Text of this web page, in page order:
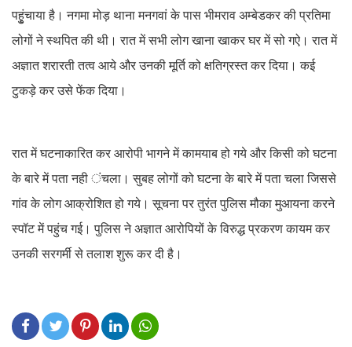
पहुृंचाया है। नगमा मोड़ थाना मनगवां के पास भीमराव अम्बेडकर की प्रतिमा
लोगों ने स्थपित की थी। रात में सभी लोग खाना खाकर घर में सो गऐ। रात में
अज्ञात शरारती तत्व आये और उनकी मूर्ति को क्षतिग्रस्त कर दिया। कई
टुकड़े कर उसे फेंक दिया।
रात में घटनाकारित कर आरोपी भागने में कामयाब हो गये और किसी को घटना
के बारे में पता नही ंचला। सुबह लोगों को घटना के बारे में पता चला जिससे
गांव के लोग आक्रोशित हो गये। सूचना पर तुरंत पुलिस मौका मुआयना करने
स्पॉट में पहुंच गई। पुलिस ने अज्ञात आरोपियों के विरुद्ध प्रकरण कायम कर
उनकी सरगर्मी से तलाश शुरू कर दी है।